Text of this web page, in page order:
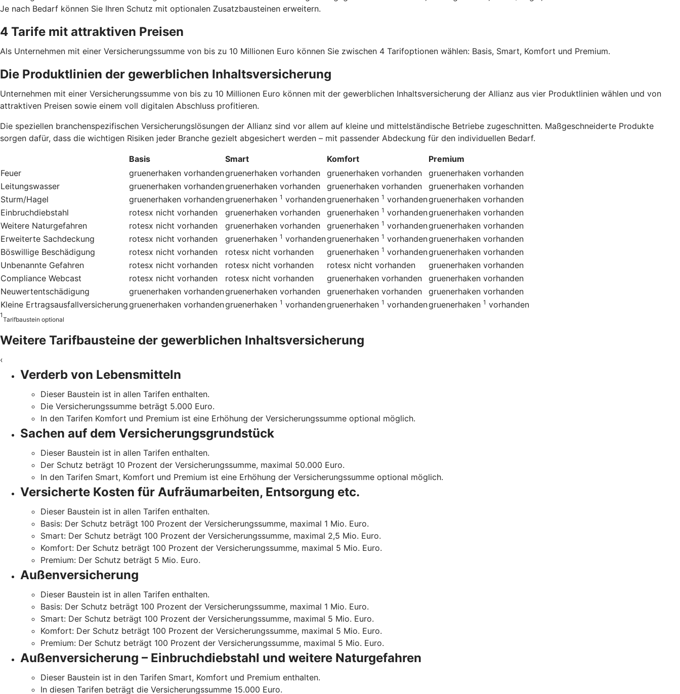
Je nach Bedarf können Sie Ihren Schutz mit optionalen Zusatz­bausteinen erweitern.
4 Tarife mit attraktiven Preisen
Als Unternehmen mit einer Versicherungssumme von bis zu 10 Millionen Euro können Sie zwischen 4 Tarif­optionen wählen: Basis, Smart, Komfort und Premium.
Die Produktlinien der gewerblichen Inhaltsversicherung
Unternehmen mit einer Versicherungssumme von bis zu 10 Millionen Euro können mit der gewerblichen Inhaltsversicherung der Allianz aus vier Produktlinien wählen und von
attraktiven Preisen sowie einem voll digitalen Abschluss profitieren.
Die speziellen branchenspezifischen Versicherungslösungen der Allianz sind vor allem auf kleine und mittelständische Betriebe zugeschnitten. Maßgeschneiderte Produkte
sorgen dafür, dass die wichtigen Risiken jeder Branche gezielt abgesichert werden – mit passender Abdeckung für den individuellen Bedarf.
Basis Smart Komfort
Premium
Feuer
gruenerhaken vorhandengruenerhaken vorhanden gruenerhaken vorhanden gruenerhaken vorhanden
Leitungswasser
gruenerhaken vorhandengruenerhaken vorhanden gruenerhaken vorhanden gruenerhaken vorhanden
Sturm/Hagel
gruenerhaken vorhandengruenerhaken 1 vorhandengruenerhaken 1 vorhandengruenerhaken vorhanden
Einbruchdiebstahl
rotesx nicht vorhanden gruenerhaken vorhanden gruenerhaken 1 vorhandengruenerhaken vorhanden
Weitere Naturgefahren
rotesx nicht vorhanden gruenerhaken vorhanden gruenerhaken 1 vorhandengruenerhaken vorhanden
Erweiterte Sachdeckung
rotesx nicht vorhanden gruenerhaken 1 vorhandengruenerhaken 1 vorhandengruenerhaken vorhanden
Böswillige Beschädigung
rotesx nicht vorhanden rotesx nicht vorhanden gruenerhaken 1 vorhandengruenerhaken vorhanden
Unbenannte Gefahren
rotesx nicht vorhanden rotesx nicht vorhanden rotesx nicht vorhanden gruenerhaken vorhanden
Compliance Webcast
rotesx nicht vorhanden rotesx nicht vorhanden gruenerhaken vorhanden gruenerhaken vorhanden
Neuwertentschädigung
gruenerhaken vorhandengruenerhaken vorhanden gruenerhaken vorhanden gruenerhaken vorhanden
Kleine Ertragsausfallversicherunggruenerhaken vorhandengruenerhaken 1 vorhandengruenerhaken 1 vorhandengruenerhaken 1 vorhanden
1
Tarifbaustein optional
Weitere Tarifbausteine der gewerblichen Inhalts­versicherung
‹
Verderb von Lebensmitteln
Dieser Baustein ist in allen Tarifen enthalten.
Die Versicherungssumme beträgt 5.000 Euro.
In den Tarifen Komfort und Premium ist eine Erhöhung der Versicherungssumme optional möglich.
Sachen auf dem Versicherungs­grundstück
Dieser Baustein ist in allen Tarifen enthalten.
Der Schutz beträgt 10 Prozent der Versicherungssumme, maximal 50.000 Euro.
In den Tarifen Smart, Komfort und Premium ist eine Erhöhung der Versicherungssumme optional möglich.
Versicherte Kosten für Aufräumarbeiten, Entsorgung etc.
Dieser Baustein ist in allen Tarifen enthalten.
Basis: Der Schutz beträgt 100 Prozent der Versicherungssumme, maximal 1 Mio. Euro.
Smart: Der Schutz beträgt 100 Prozent der Versicherungssumme, maximal 2,5 Mio. Euro.
Komfort: Der Schutz beträgt 100 Prozent der Versicherungssumme, maximal 5 Mio. Euro.
Premium: Der Schutz beträgt 5 Mio. Euro.
Außenversicherung
Dieser Baustein ist in allen Tarifen enthalten.
Basis: Der Schutz beträgt 100 Prozent der Versicherungssumme, maximal 1 Mio. Euro.
Smart: Der Schutz beträgt 100 Prozent der Versicherungssumme, maximal 5 Mio. Euro.
Komfort: Der Schutz beträgt 100 Prozent der Versicherungssumme, maximal 5 Mio. Euro.
Premium: Der Schutz beträgt 100 Prozent der Versicherungssumme, maximal 5 Mio. Euro.
Außenversicherung – Einbruchdiebstahl und weitere Naturgefahren
Dieser Baustein ist in den Tarifen Smart, Komfort und Premium enthalten.
In diesen Tarifen beträgt die Versicherungssumme 15.000 Euro.